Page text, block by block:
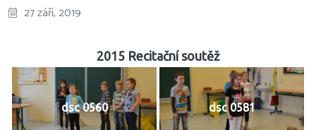
27 září, 2019
2015 Recitační soutěž
dsc 0560 dsc 0581